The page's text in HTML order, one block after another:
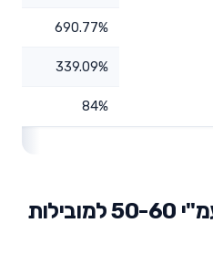
690.77%
339.09%
84%
השוואת קופת גמל עמ"י 50-60 למובילות